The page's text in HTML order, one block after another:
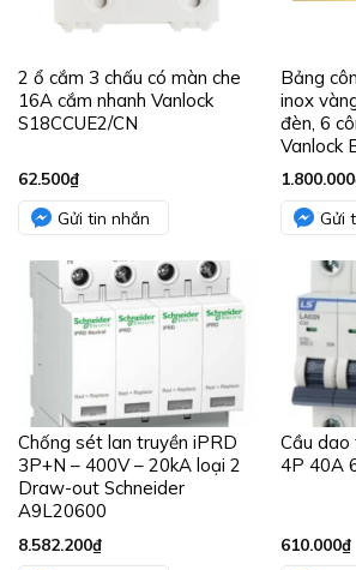
2 ổ cắm 3 chấu có màn che
16A cắm nhanh Vanlock
S18CCUE2/CN
62.500₫
Gửi tin nhắn
Bảng
inox
đèn, 6
Vanlock
1.800.000
Gửi
Chống sét lan truyền iPRD
3P+N – 400V – 20kA loại 2
Draw-out Schneider
A9L20600
8.582.200₫
Cầu
4P 40A
610.000₫